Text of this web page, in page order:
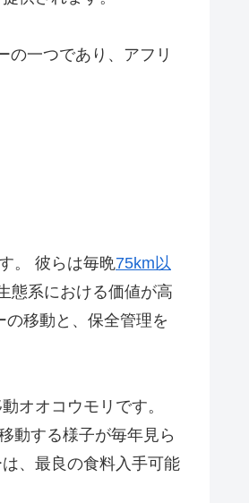
の一つであり、アフリ
。 彼らは毎晩75km以
態系における価値が高
の移動と、保全管理を
オオコウモリです。
動する様子が毎年見ら
、最良の食料入手可能